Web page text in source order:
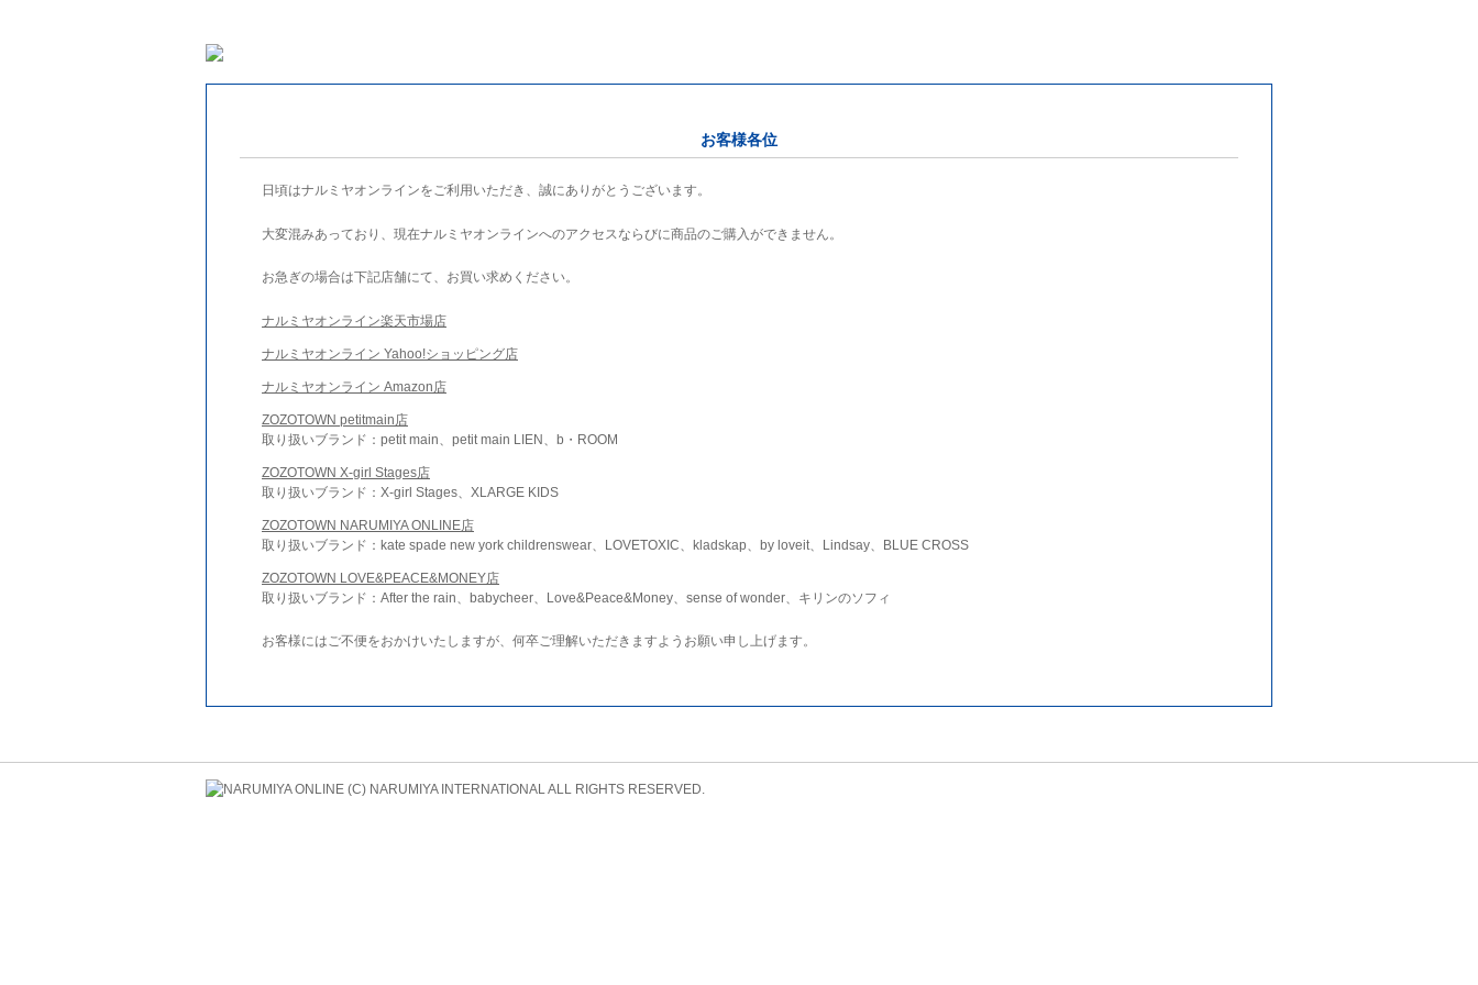
お客様各位
日頃はナルミヤオンラインをご利用いただき、誠にありがとうございます。
大変混みあっており、現在ナルミヤオンラインへのアクセスならびに商品のご購入ができません。
お急ぎの場合は下記店舗にて、お買い求めください。
ナルミヤオンライン楽天市場店
ナルミヤオンライン Yahoo!ショッピング店
ナルミヤオンライン Amazon店
ZOZOTOWN petitmain店
取り扱いブランド：petit main、petit main LIEN、b・ROOM
ZOZOTOWN X-girl Stages店
取り扱いブランド：X-girl Stages、XLARGE KIDS
ZOZOTOWN NARUMIYA ONLINE店
取り扱いブランド：kate spade new york childrenswear、LOVETOXIC、kladskap、by loveit、Lindsay、BLUE CROSS
ZOZOTOWN LOVE&PEACE&MONEY店
取り扱いブランド：After the rain、babycheer、Love&Peace&Money、sense of wonder、キリンのソフィ
お客様にはご不便をおかけいたしますが、何卒ご理解いただきますようお願い申し上げます。